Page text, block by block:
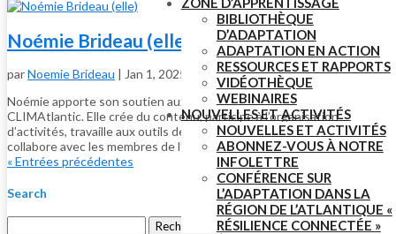
BIBLIOTHÈQUE
D’ADAPTATION
ADAPTATION EN ACTION
RESSOURCES ET RAPPORTS
VIDÉOTHÈQUE
WEBINAIRES
NOUVELLES ET ACTIVITÉS
NOUVELLES ET ACTIVITÉS
ABONNEZ-VOUS À NOTRE
INFOLETTRE
CONFÉRENCE SUR
L’ADAPTATION DANS LA
RÉGION DE L’ATLANTIQUE «
RÉSILIENCE CONNECTÉE »
Noémie Brideau (elle)
parNoemie Brideau | Jan 1, 2025
Noémie apporte son soutien aux activités de communication de
CLIMAtlantic. Elle crée du contenu, participe à l’organisation
d’activités, travaille aux outils de communication numérique et
collabore avec les membres de l’équipe afin de produire des...
« Entrées précédentes
Search